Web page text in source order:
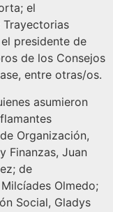
el
presidente de
de los Consejos
entre otras/os.
asumieron
Organización,
Finanzas, Juan
de
Olmedo;
Social, Gladys